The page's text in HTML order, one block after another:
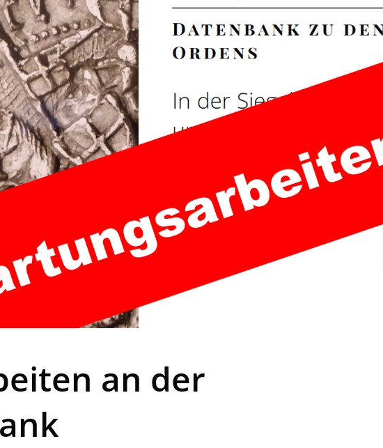
an der